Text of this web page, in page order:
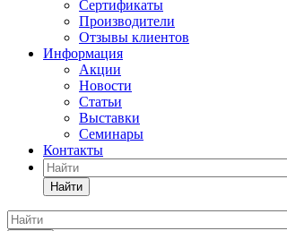
Сертификаты
Производители
Отзывы клиентов
Информация
Акции
Новости
Статьи
Выставки
Семинары
Контакты
Найти